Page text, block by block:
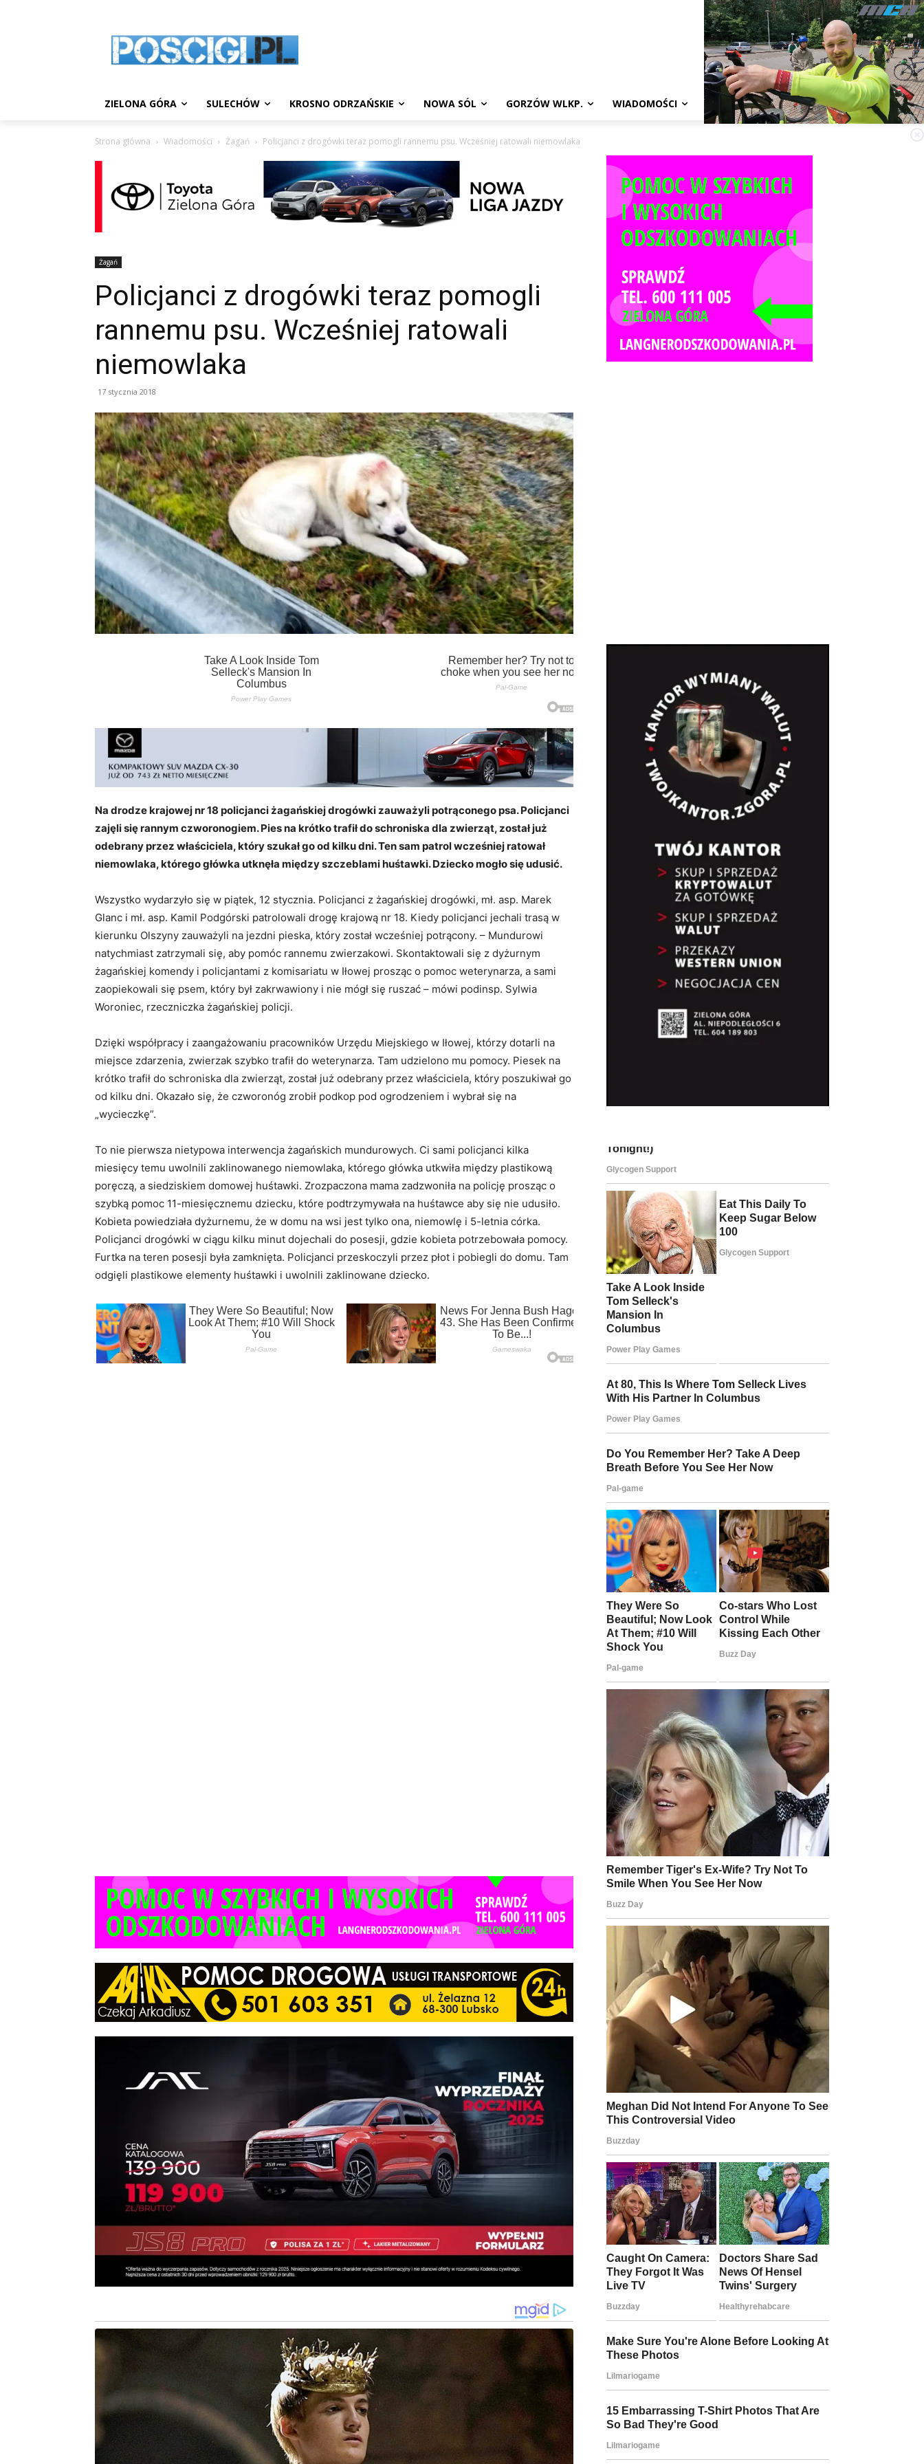
ZIELONA GÓRA SULECHÓW KROSNO ODRZAŃSKIE NOWA SÓL GORZÓW WLKP. WIADOMOŚCI
Strona główna Wiadomości Żagań Policjanci z drogówki teraz pomogli rannemu psu. Wcześniej ratowali niemowlaka
Żagań
Policjanci z drogówki teraz pomogli
rannemu psu. Wcześniej ratowali
niemowlaka
17 stycznia 2018
Na drodze krajowej nr 18 policjanci żagańskiej drogówki zauważyli potrąconego psa. Policjanci
zajęli się rannym czworonogiem. Pies na krótko trafił do schroniska dla zwierząt, został już
odebrany przez właściciela, który szukał go od kilku dni. Ten sam patrol wcześniej ratował
niemowlaka, którego główka utknęła między szczeblami huśtawki. Dziecko mogło się udusić.
Wszystko wydarzyło się w piątek, 12 stycznia. Policjanci z żagańskiej drogówki, mł. asp. Marek
Glanc i mł. asp. Kamil Podgórski patrolowali drogę krajową nr 18. Kiedy policjanci jechali trasą w
kierunku Olszyny zauważyli na jezdni pieska, który został wcześniej potrącony. – Mundurowi
natychmiast zatrzymali się, aby pomóc rannemu zwierzakowi. Skontaktowali się z dyżurnym
żagańskiej komendy i policjantami z komisariatu w Iłowej prosząc o pomoc weterynarza, a sami
zaopiekowali się psem, który był zakrwawiony i nie mógł się ruszać – mówi podinsp. Sylwia
Woroniec, rzeczniczka żagańskiej policji.
Dzięki współpracy i zaangażowaniu pracowników Urzędu Miejskiego w Iłowej, którzy dotarli na
miejsce zdarzenia, zwierzak szybko trafił do weterynarza. Tam udzielono mu pomocy. Piesek na
krótko trafił do schroniska dla zwierząt, został już odebrany przez właściciela, który poszukiwał go
od kilku dni. Okazało się, że czworonóg zrobił podkop pod ogrodzeniem i wybrał się na
„wycieczkę”.
To nie pierwsza nietypowa interwencja żagańskich mundurowych. Ci sami policjanci kilka
miesięcy temu uwolnili zaklinowanego niemowlaka, którego główka utkwiła między plastikową
poręczą, a siedziskiem domowej huśtawki. Zrozpaczona mama zadzwoniła na policję prosząc o
szybką pomoc 11-miesięcznemu dziecku, które podtrzymywała na huśtawce aby się nie udusiło.
Kobieta powiedziała dyżurnemu, że w domu na wsi jest tylko ona, niemowlę i 5-letnia córka.
Policjanci drogówki w ciągu kilku minut dojechali do posesji, gdzie kobieta potrzebowała pomocy.
Furtka na teren posesji była zamknięta. Policjanci przeskoczyli przez płot i pobiegli do domu. Tam
odgięli plastikowe elementy huśtawki i uwolnili zaklinowane dziecko.